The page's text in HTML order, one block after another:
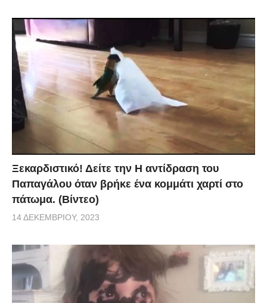
Ξεκαρδιστικό! Δείτε την Η αντίδραση του
Παπαγάλου όταν βρήκε ένα κομμάτι χαρτί στο
πάτωμα. (Βίντεο)
14 ΔΕΚΕΜΒΡΊΟΥ, 2023